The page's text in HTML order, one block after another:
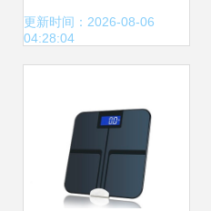
馨整洁的居家环境
更新时间：2026-08-06
04:28:04